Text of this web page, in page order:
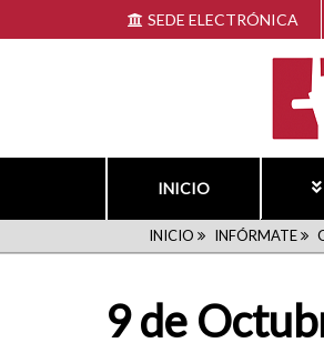
al
SEDE ELECTRÓNICA
INICIO
RUTA
DE
INICIO INFÓRMATE
9 de